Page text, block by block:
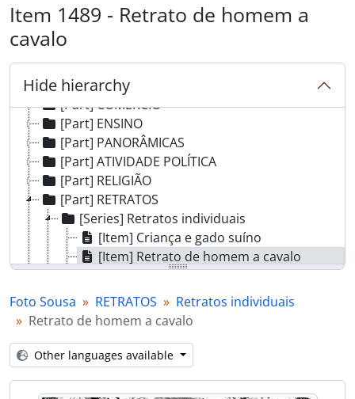
Item 1489 - Retrato de homem a
cavalo
Hide hierarchy
[Part] ASSEMBLEIA MUNICIPAL
[Part] MOVIMENTO CULTURAL
[Part] DESPORTO
[Part] AGRICULTURA
[Part] COMÉRCIO
[Part] ENSINO
[Part] PANORÂMICAS
[Part] ATIVIDADE POLÍTICA
[Part] RELIGIÃO
[Part] RETRATOS
[Series] Retratos individuais
[Item] Criança e gado suíno
[Item] Retrato de homem a cavalo
[Item] Retrato de mulher
[Item] Retrato de criança
[Item] Retrato de criança
[Item] Retrato de criança
[Item] Retrato de mulher
[Item] Retrato de mulher
Foto Sousa RETRATOS
Retratos individuais
Retrato de homem a cavalo
Other languages available